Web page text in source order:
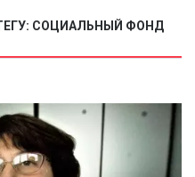
СОЦИАЛЬНЫЙ ФОНД